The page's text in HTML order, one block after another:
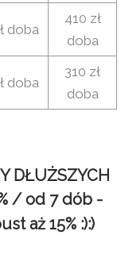
doba
410 zł
doba
doba
310 zł
doba
DŁUŻSZYCH
/ od 7 dób -
aż 15% :):)